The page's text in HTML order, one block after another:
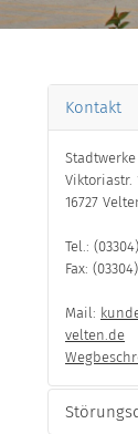
Kontakt
Viktoriastr.
16727
Tel.:
Fax:
Mail:
velten.de